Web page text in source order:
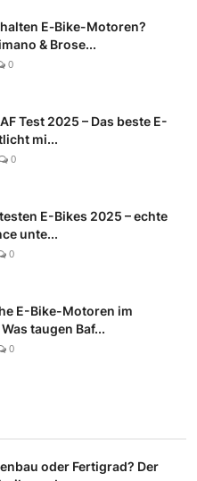
E‑Bike-Motoren?
& Brose...
0
Test 2025 – Das beste E-
mi...
0
E-Bikes 2025 – echte
unte...
0
E-Bike-Motoren im
taugen Baf...
0
oder Fertigrad? Der